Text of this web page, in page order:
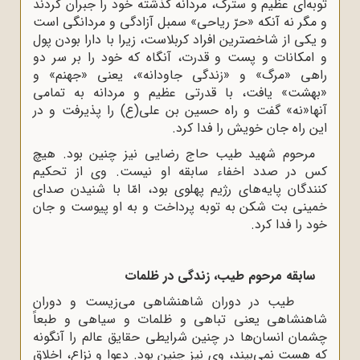
توبه‌اى عظیم و سترگ، مردانه گذشته خود را جبران کردند
و مگر نه آنکه «حرّ ریاحى» سمبل آزادگى و مردانگى است
و یکى از شاخصترین افراد کربلاست، زیرا با دارا بودن پول
و امکانات و پست و قدرت، آنگاه که خود را بر سر دو
راهى «مرگ» و «زندگى جاودانه»، یعنى «جهنم» و
«بهشت» یافت، با قدرتى عظیم و مردانه به تمامى
آنها«نه» گفت و راه حسین بن على(ع) را پذیرفت و در
این راه جان خویش را فدا کرد.
مرحوم شهید طیب حاج رضایى نیز چنین بود. هیچ
کس در صدد اخفاء سابقه او نیست. وی از تحکیم
کنندگان پایه‌هاى رژیم پهلوى بود، امّا با شنیدن صداى
خمینى بت شکن به توبه پرداخت و به او پیوست و جان
خود را فدا کرد.
سابقه مرحوم طیب، زندگى در ظلمات
طیب در دوران شاهنشاهى مى‌زیست و دوران
شاهنشاهى یعنى تباهى و ظلمات و سیاهى و طبعاً
چشمان انسان‌ها در چنین شرایطى حقایق عالم را آنگونه
که هست نمى‌بیند، وى نیز چنین بود. دعوا و نزاع، اخلاق